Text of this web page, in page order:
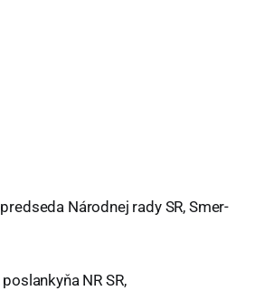
Národnej rady SR, Smer-
NR SR,